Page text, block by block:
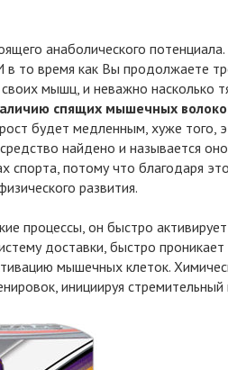
анаболического
то время как Вы продолжаете
мышц, и неважно
спящих мышечных
будет медленным, хуже того,
найдено и называется
потому что благодаря
развития.
процессы, он быстро
доставки, быстро
мышечных клеток.
инициируя